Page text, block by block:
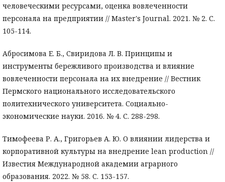
человеческими ресурсами, оценка вовлеченности
персонала на предприятии // Master's Journal. 2021. № 2. С.
105-114.
Абросимова Е. Б., Свиридова Л. В. Принципы и
инструменты бережливого производства и влияние
вовлеченности персонала на их внедрение // Вестник
Пермского национального исследовательского
политехнического университета. Социально-
экономические науки. 2016. № 4. С. 288-298.
Тимофеева Р. А., Григорьев А. Ю. О влиянии лидерства и
корпоративной культуры на внедрение lean production //
Известия Международной академии аграрного
образования. 2022. № 58. С. 153-157.